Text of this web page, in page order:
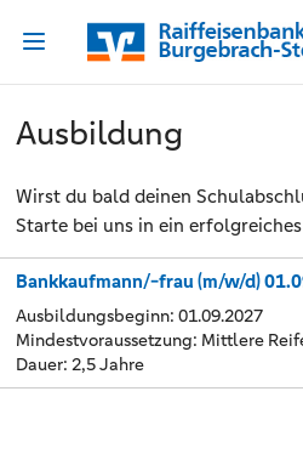
Ausbildung
Wirst du bald deinen
Starte bei uns in ein
Bankkaufmann/-frau (m/w/d)
Ausbildungsbeginn: 01.09.2027
Mindestvoraussetzung: Mittlere
Dauer: 2,5 Jahre